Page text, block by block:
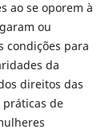
ao se oporem à
ou
condições para
da
direitos das
práticas de